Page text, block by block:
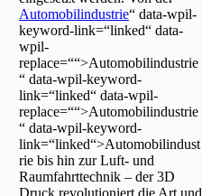
Automobilindustrie“ data-wpil-
keyword-link=“linked“ data-
wpil-
replace=““>Automobilindustrie
“ data-wpil-keyword-
link=“linked“ data-wpil-
replace=““>Automobilindustrie
“ data-wpil-keyword-
link=“linked“>Automobilindust
rie bis hin zur Luft- und
Raumfahrttechnik – der 3D